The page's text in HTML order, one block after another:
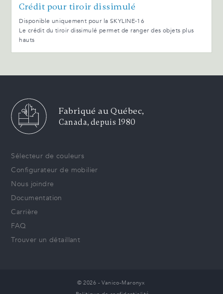
Crédit pour tiroir dissimulé
Disponible uniquement pour la SKYLINE-16
Le crédit du tiroir dissimulé permet de ranger des objets plus
hauts
Fabriqué au Québec,
Canada, depuis 1980
Sélecteur de couleurs
Configurateur de mobilier
Nous joindre
Documentation
Carrière
FAQ
Trouver un détaillant
© 2026 - Vanico-Maronyx